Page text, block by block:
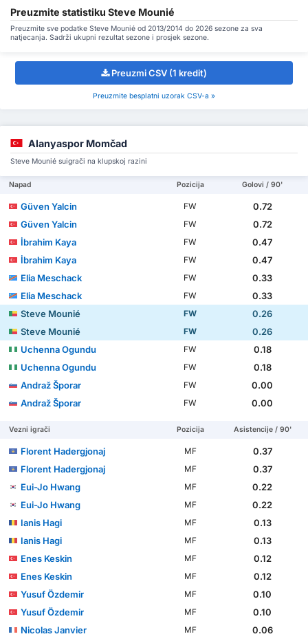
Preuzmite statistiku Steve Mounié
Preuzmite sve podatke Steve Mounié od 2013/2014 do 2026 sezone za sva
natjecanja. Sadrži ukupni rezultat sezone i prosjek sezone.
Preuzmi CSV (1 kredit)
Preuzmite besplatni uzorak CSV-a »
Alanyaspor Momčad
Steve Mounié suigrači na klupskoj razini
Napad Pozicija Golovi / 90'
Güven Yalcin FW
0.72
Güven Yalcin
FW
0.72
İbrahim Kaya
FW
0.47
İbrahim Kaya
FW
0.47
Elia Meschack
FW
0.33
Elia Meschack
FW
0.33
Steve Mounié
FW
0.26
Steve Mounié
FW
0.26
Uchenna Ogundu
FW
0.18
Uchenna Ogundu
FW
0.18
Andraž Šporar
FW
0.00
Andraž Šporar
FW 0.00
Vezni igrači Pozicija Asistencije / 90'
Florent Hadergjonaj MF
0.37
Florent Hadergjonaj
MF
0.37
Eui-Jo Hwang
MF
0.22
Eui-Jo Hwang
MF
0.22
Ianis Hagi
MF
0.13
Ianis Hagi
MF
0.13
Enes Keskin
MF
0.12
Enes Keskin
MF
0.12
Yusuf Özdemir
MF
0.10
Yusuf Özdemir
MF
0.10
Nicolas Janvier
MF
0.06